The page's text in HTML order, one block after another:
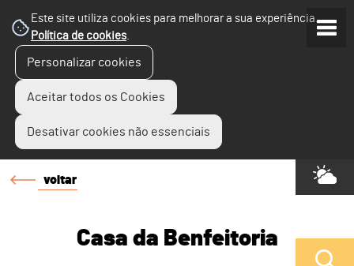
Este site utiliza cookies para melhorar a sua experiência.
Política de cookies.
Personalizar cookies
Aceitar todos os Cookies
Desativar cookies não essenciais
voltar
Casa da Benfeitoria